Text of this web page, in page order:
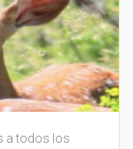
a todos los